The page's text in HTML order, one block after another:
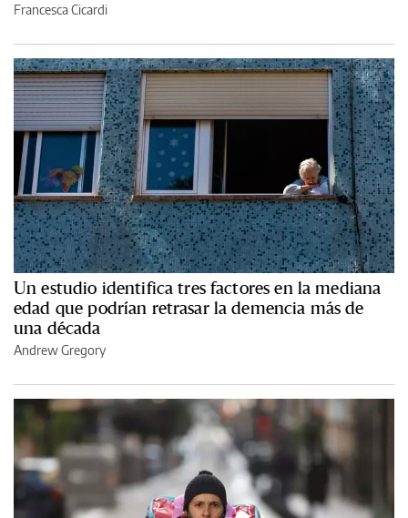
Francesca Cicardi
Un estudio identifica tres factores en la mediana
edad que podrían retrasar la demencia más de
una década
Andrew Gregory